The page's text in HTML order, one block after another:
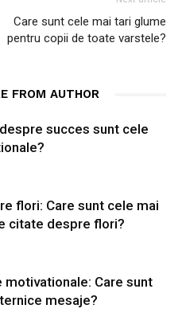
Care sunt cele mai tari glume
pentru copii de toate varstele?
FROM AUTHOR
succes sunt cele
flori: Care sunt cele mai
citate despre flori?
motivationale: Care sunt
mesaje?